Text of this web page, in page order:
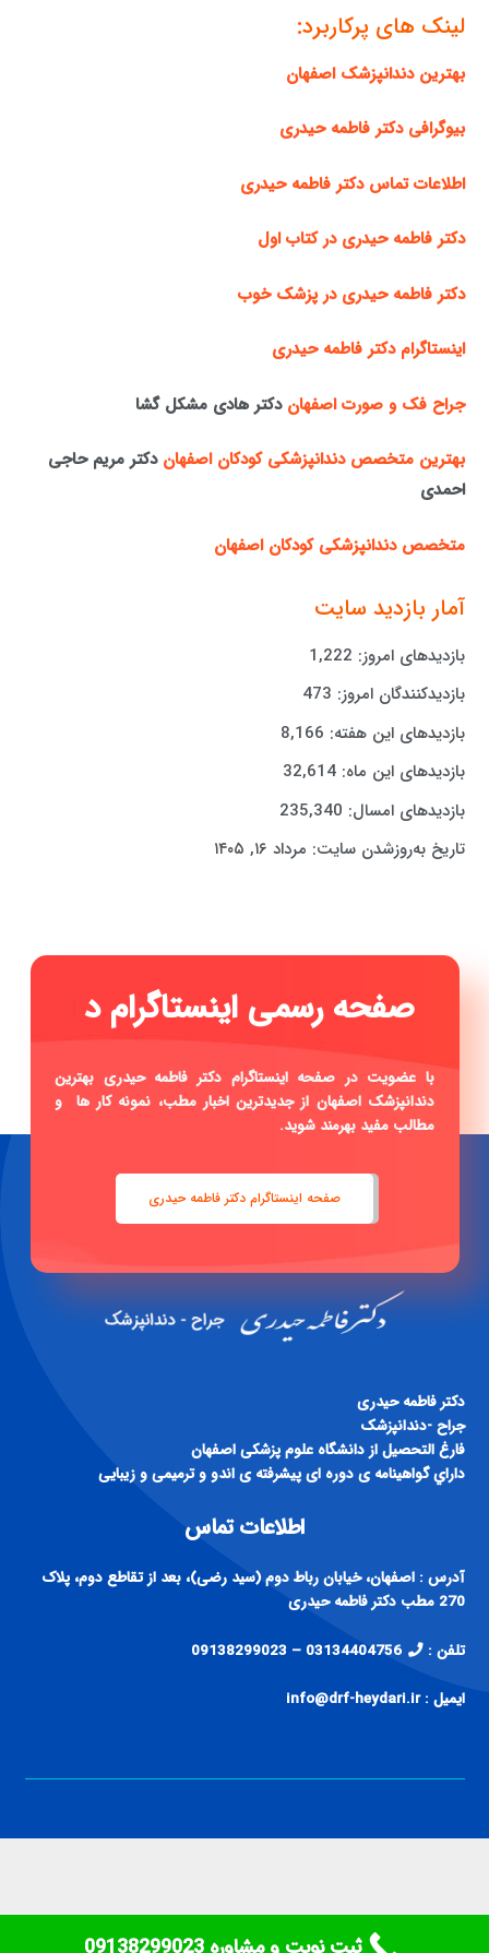
لینک های پرکاربرد:
بهترین دندانپزشک اصفهان
بیوگرافی دکتر فاطمه حیدری
اطلاعات تماس دکتر فاطمه حیدری
دکتر فاطمه حیدری در کتاب اول
دکتر فاطمه حیدری در پزشک خوب
اینستاگرام دکتر فاطمه حیدری
جراح فک و صورت اصفهان دکتر هادی مشکل گشا
بهترین متخصص دندانپزشکی کودکان اصفهان دکتر مریم حاجی
احمدی
متخصص دندانپزشکی کودکان اصفهان
آمار بازدید سایت
بازدیدهای امروز: 1,222
بازدیدکنندگان امروز: 473
بازدیدهای این هفته: 8,166
بازدیدهای این ماه:32,614
بازدیدهای امسال: 235,340
تاریخ به‌روزشدن سایت: مرداد ۱۶, ۱۴۰۵
صفحه ر|
با عضویت در صفحه اینستاگرام دکتر فاطمه حیدری بهترین
دندانپزشک اصفهان از جدیدترین اخبار مطب، نمونه کار ها و
مطالب مفید بهرمند شوید.
صفحه اینستاگرام دکتر فاطمه حیدری
دكتر فاطمه حيدری
جراح -دندانپزشک
فارغ التحصيل از دانشگاه علوم پزشكی اصفهان
داراي گواهينامه ی دوره ای پيشرفته ی اندو و ترميمی و زيبايی
اطلاعات تماس
آدرس : اصفهان، خیابان رباط دوم (سید رضی)، بعد از تقاطع دوم، پلاک
270 مطب دکتر فاطمه حیدری
تلفن : 03134404756 – 09138299023
ایمیل : info@drf-heydari.ir